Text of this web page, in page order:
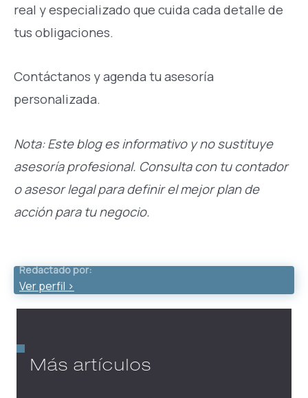
real y especializado que cuida cada detalle de
tus obligaciones.
Contáctanos y agenda tu asesoría
personalizada.
Nota: Este blog es informativo y no sustituye
asesoría profesional. Consulta con tu contador
o asesor legal para definir el mejor plan de
acción para tu negocio.
Redactado por:
Ver perfil >
Más artículos